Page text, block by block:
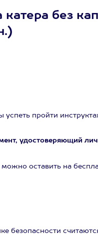
без
успеть пройти
удостоверяющий
оставить на
безопасности